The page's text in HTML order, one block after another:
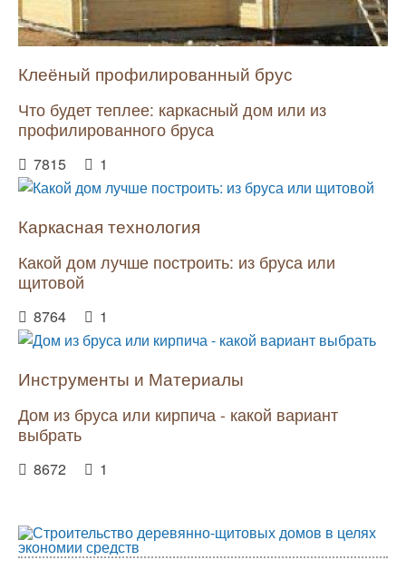
Клеёный профилированный брус
Что будет теплее: каркасный дом или из
профилированного бруса
7815 1
Каркасная технология
Какой дом лучше построить: из бруса или
щитовой
8764 1
Инструменты и Материалы
Дом из бруса или кирпича - какой вариант
выбрать
8672 1